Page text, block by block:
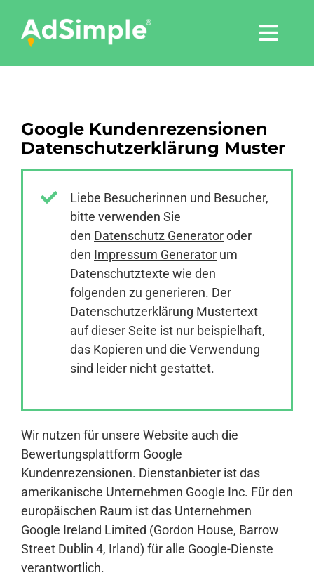
content
Tools
Pressemitteilungen
Anmelden
Google Kundenrezensionen
Datenschutzerklärung Muster
Liebe Besucherinnen und Besucher,
bitte verwenden Sie
den Datenschutz Generatoroder
den Impressum Generator um
Datenschutztexte wie den
folgenden zu generieren. Der
Datenschutzerklärung Mustertext
auf dieser Seite ist nur beispielhaft,
das Kopieren und die Verwendung
sind leider nicht gestattet.
Wir nutzen für unsere Website auch die
Bewertungsplattform Google
Kundenrezensionen. Dienstanbieter ist das
amerikanische Unternehmen Google Inc. Für den
europäischen Raum ist das Unternehmen
Google Ireland Limited (Gordon House, Barrow
Street Dublin 4, Irland) für alle Google-Dienste
verantwortlich.